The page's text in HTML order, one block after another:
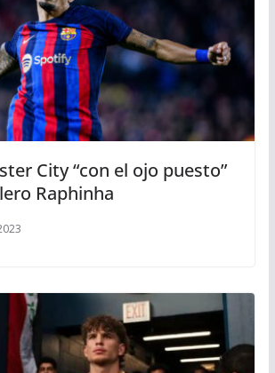
City “con el ojo puesto”
Raphinha